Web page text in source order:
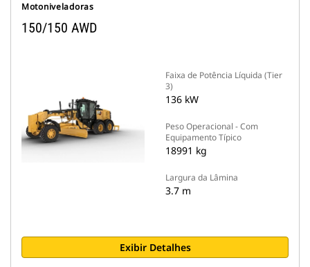
Motoniveladoras
150/150 AWD
Faixa de Potência Líquida (Tier
3)
136 kW
Peso Operacional - Com
Equipamento Típico
18991 kg
Largura da Lâmina
3.7 m
Exibir Detalhes